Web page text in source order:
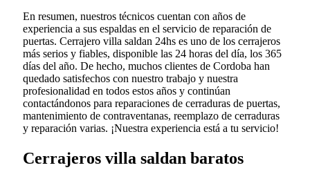
En resumen, nuestros técnicos cuentan con años de
experiencia a sus espaldas en el servicio de reparación de
puertas. Cerrajero villa saldan 24hs es uno de los cerrajeros
más serios y fiables, disponible las 24 horas del día, los 365
días del año. De hecho, muchos clientes de Cordoba han
quedado satisfechos con nuestro trabajo y nuestra
profesionalidad en todos estos años y continúan
contactándonos para reparaciones de cerraduras de puertas,
mantenimiento de contraventanas, reemplazo de cerraduras
y reparación varias. ¡Nuestra experiencia está a tu servicio!
Cerrajeros villa saldan baratos